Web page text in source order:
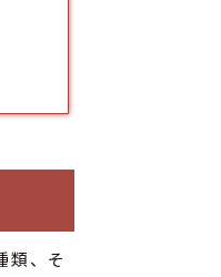
類、そ